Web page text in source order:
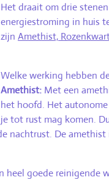
Het draait om drie
energiestroming in huis
zijn Amethist,
Welke werking hebben
Amethist: Met een
het hoofd. Het
je tot rust mag komen.
nachtrust. De
heel goede